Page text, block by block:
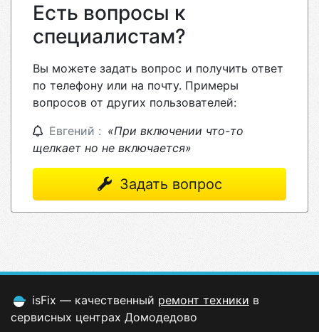
Есть вопросы к
специалистам?
Вы можете задать вопрос и получить ответ
по телефону или на почту. Примеры
вопросов от других пользователей:
Евгений : «При включении что-то
щелкает но не включается»
Задать вопрос
isFix — качественный ремонт техники в
сервисных центрах Домодедово